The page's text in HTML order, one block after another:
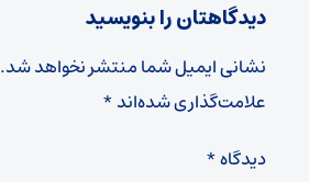
دیدگاهتان را بنویسید
نشانی ایمیل شما منتشر نخواهد شد.
علامت‌گذاری شده‌اند*
دیدگاه*